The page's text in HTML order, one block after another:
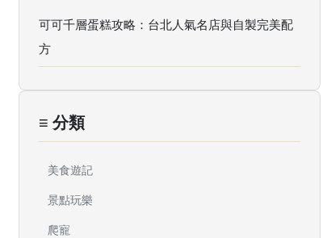
可可千層蛋糕攻略：台北人氣名店與自製完美配
方
≡ 分類
美食遊記
景點玩樂
爬寵